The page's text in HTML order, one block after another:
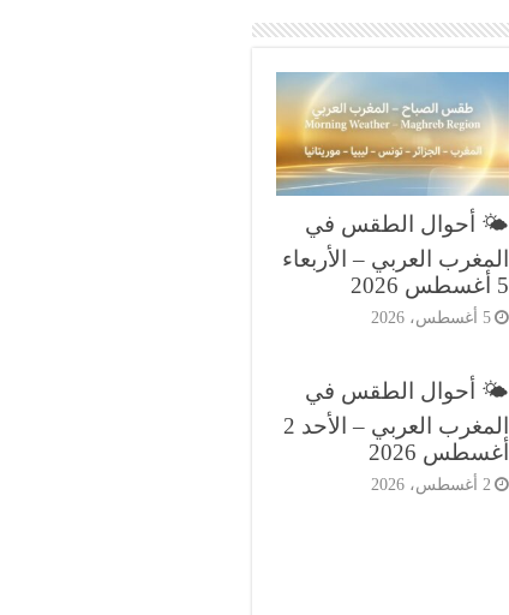
🌤️ أحوال الطقس في
المغرب العربي – الأربعاء
5 أغسطس 2026
5 أغسطس، 2026
🌤️ أحوال الطقس في
المغرب العربي – الأحد 2
أغسطس 2026
2 أغسطس، 2026